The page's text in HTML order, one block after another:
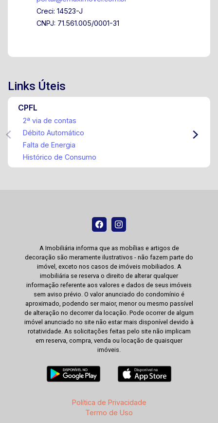
Creci: 14523-J
CNPJ: 71.561.005/0001-31
Links Úteis
CPFL
2ª via de contas
Débito Automático
Falta de Energia
Histórico de Consumo
A Imobiliária informa que as mobílias e artigos de
decoração são meramente ilustrativos - não fazem parte do
imóvel, exceto nos casos de imóveis mobiliados. A
imobiliária se reserva o direito de alterar qualquer
informação referente aos valores e dados de seus imóveis
sem aviso prévio. O valor anunciado do condomínio é
aproximado, podendo ser maior, menor ou mesmo passível
de alteração no decorrer da locação. Pode ocorrer de algum
imóvel anunciado no site não estar mais disponível devido à
rotatividade. As solicitações feitas pelo site não implicam
em reserva, compra, venda ou locação de quaisquer
imóveis.
Política de Privacidade
Termo de Uso